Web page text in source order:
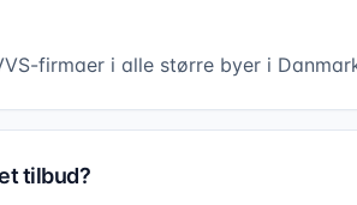
firmaer i alle større byer i
tilbud?